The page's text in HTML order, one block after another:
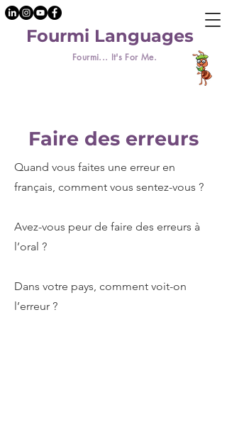
Fourmi... It's For Me.
Fourmi Languages
Faire des erreurs
Quand vous faites une erreur en
français, comment vous sentez-vous ?
Avez-vous peur de faire des erreurs à
l’oral ?
Dans votre pays, comment voit-on
l’erreur ?